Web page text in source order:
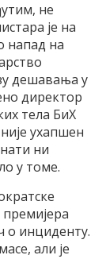
не
је на
напад на
дешавања у
директор
тела БиХ
ухапшен
ни
у томе.
о инциденту.
али је